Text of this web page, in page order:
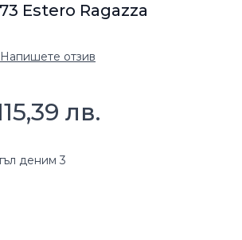
Estero Ragazza
Напишете отзив
лв.
деним 3